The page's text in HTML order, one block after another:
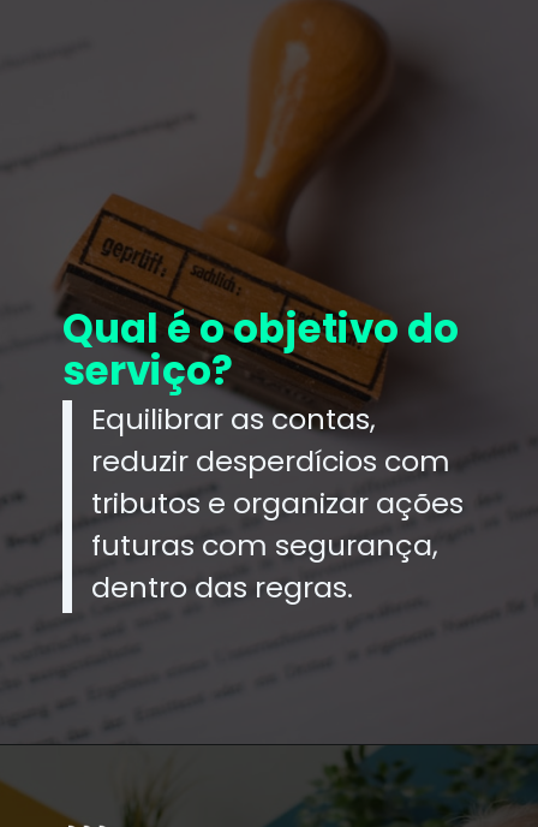
Qual é o objetivo do
serviço?
Equilibrar as contas,
reduzir desperdícios com
tributos e organizar ações
futuras com segurança,
dentro das regras.